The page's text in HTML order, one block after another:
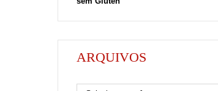
ARQUIVOS